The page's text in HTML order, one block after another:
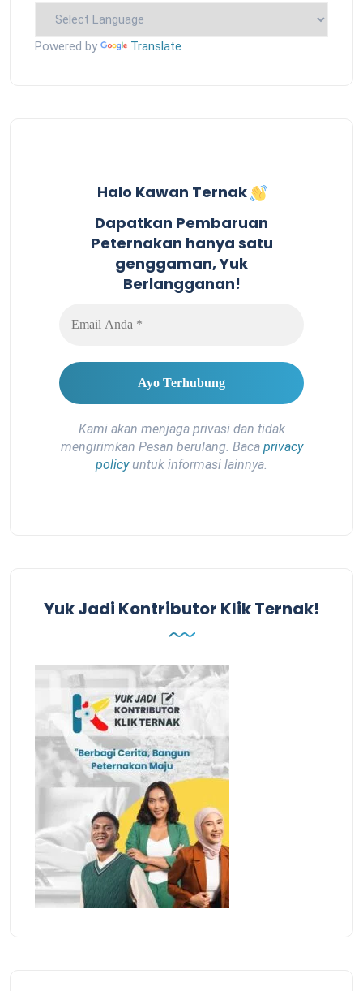
Powered by Translate
Halo Kawan Ternak
Dapatkan Pembaruan
Peternakan hanya satu
genggaman, Yuk
Berlangganan!
Kami akan menjaga privasi dan tidak
mengirimkan Pesan berulang. Baca privacy
policyuntuk informasi lainnya.
Yuk Jadi Kontributor Klik Ternak!